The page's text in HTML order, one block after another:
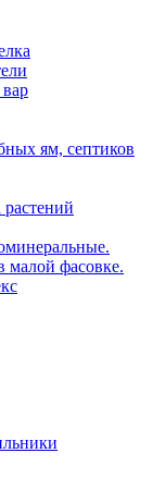
ям, септиков
малой фасовке.